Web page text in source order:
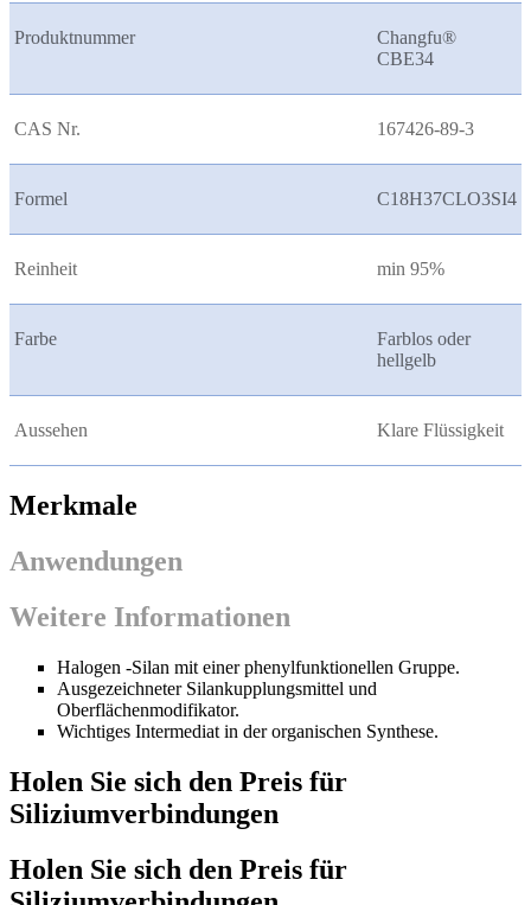
Produktnummer
Changfu®
CBE34
CAS Nr. 167426-89-3
Formel C18H37CLO3SI4
Reinheit min 95%
Farbe
Farblos oder
hellgelb
Aussehen Klare Flüssigkeit
Merkmale
Anwendungen
Weitere Informationen
Halogen -Silan mit einer phenylfunktionellen Gruppe.
Ausgezeichneter Silankupplungsmittel und
Oberflächenmodifikator.
Wichtiges Intermediat in der organischen Synthese.
Holen Sie sich den Preis für
Siliziumverbindungen
Holen Sie sich den Preis für